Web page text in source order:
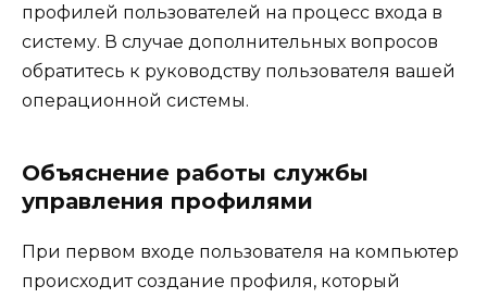
профилей пользователей на процесс входа в
систему. В случае дополнительных вопросов
обратитесь к руководству пользователя вашей
операционной системы.
Объяснение работы службы
управления профилями
При первом входе пользователя на компьютер
происходит создание профиля, который